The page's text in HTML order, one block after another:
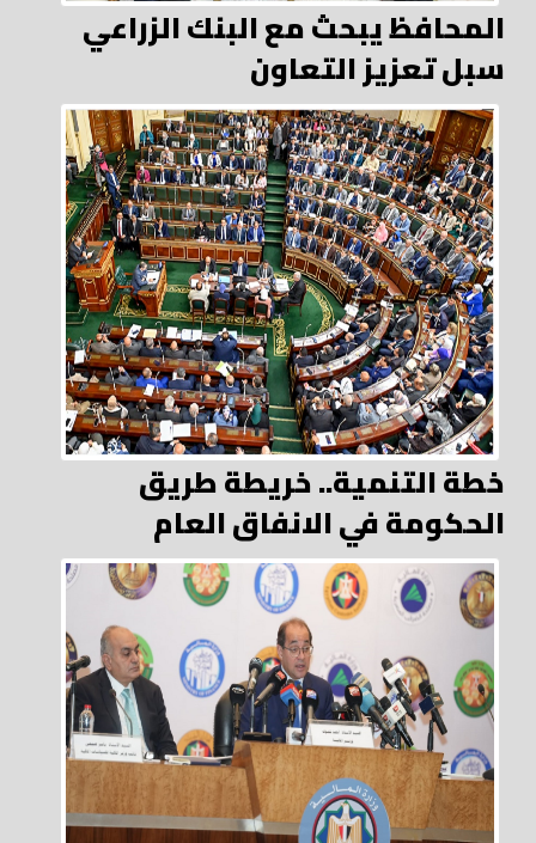
المحافظ يبحث مع البنك الزراعي
سبل تعزيز التعاون
خطة التنمية.. خريطة طريق
الحكومة في الانفاق العام